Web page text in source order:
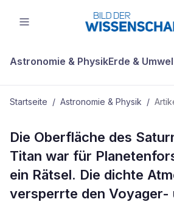
Astronomie & PhysikErde &
Startseite / Astronomie & Physik /
Saturnmond Titan:
unter einer "Pampe"
Stoffe
Die Oberfläche des
Titan war für
ein Rätsel. Die dichte
versperrte den Voyager-